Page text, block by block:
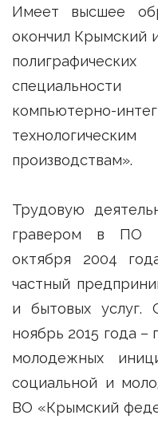
Имеет высшее
окончил Крымский
компьютерно-
производствам».
Трудовую
гравером в ПО
октября 2004
частный
и бытовых услуг.
ноябрь 2015 года
молодежных
социальной и
ВО «Крымский